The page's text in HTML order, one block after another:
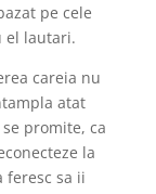
pe cele
el lautari.
careia nu
atat
promite, ca
la
feresc sa ii